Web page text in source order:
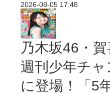
2026-08-05 17:48
乃木坂46・
週刊少年チ
に登場！「5